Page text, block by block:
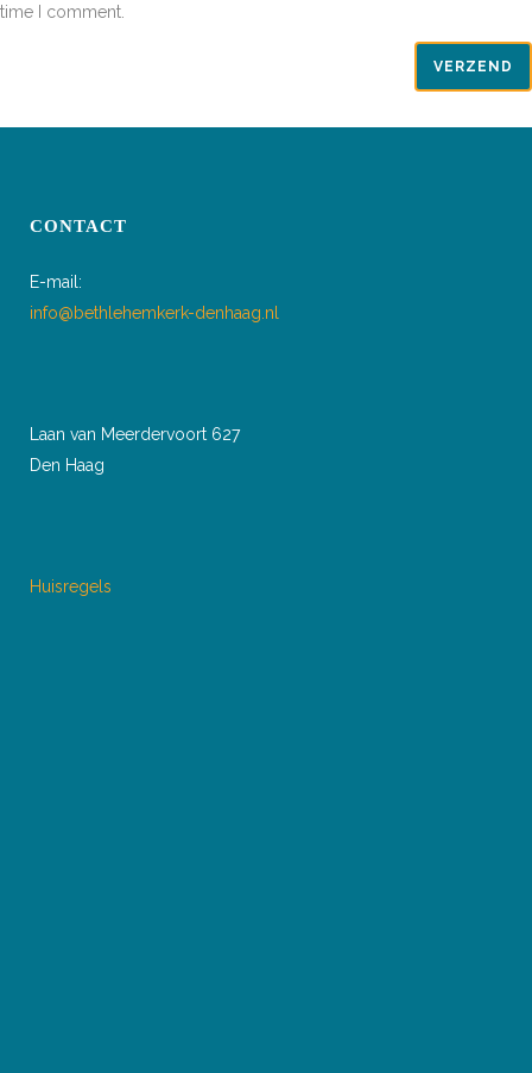
time I comment.
CONTACT
E-mail:
info@bethlehemkerk-denhaag.nl
Laan van Meerdervoort 627
Den Haag
Huisregels